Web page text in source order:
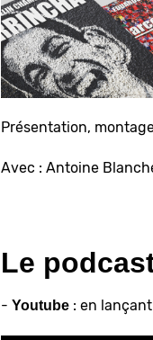
Présentation,
Avec : Antoine
Le
- Youtube: en